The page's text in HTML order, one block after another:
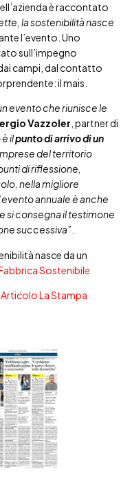
è raccontato
la sostenibilità nasce
l’evento. Uno
sull’impegno
campi, dal contatto
il mais.
evento che riunisce le
Vazzoler , partner di
ilpunto di arrivo di un
del territorio
di riflessione,
nella migliore
annuale è anche
si consegna il testimone
successiva”.
nasce da un
Sostenibile
Articolo La Stampa